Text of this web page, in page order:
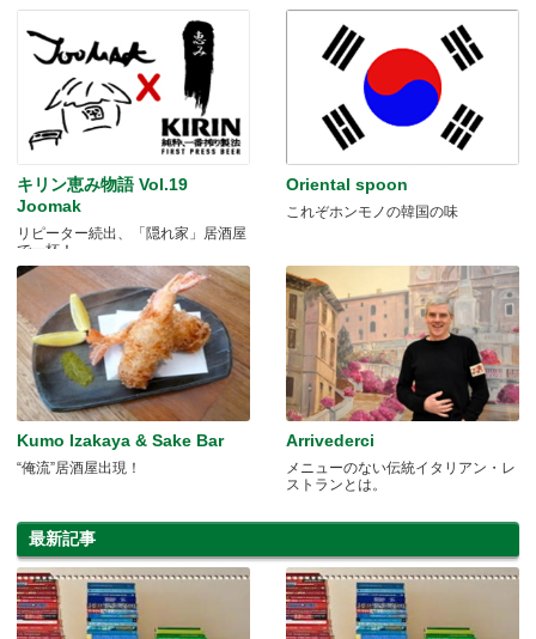
ルム完成！
キリン恵み物語 Vol.19
Joomak
リピーター続出、「隠れ家」居酒屋
で一杯！
Oriental spoon
これぞホンモノの韓国の味
Kumo Izakaya & Sake Bar
“俺流”居酒屋出現！
Arrivederci
メニューのない伝統イタリアン・レ
ストランとは。
最新記事